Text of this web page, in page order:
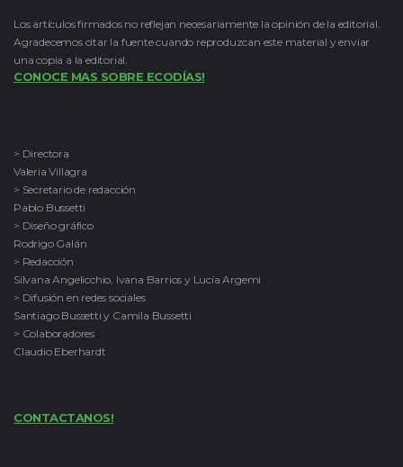
Los artículos firmados no reflejan necesariamente la opinión de la editorial.
Agradecemos citar la fuente cuando reproduzcan este material y enviar
una copia a la editorial.
CONOCE MAS SOBRE ECODÍAS!
> Directora
Valeria Villagra
> Secretario de redacción
Pablo Bussetti
> Diseño gráfico
Rodrigo Galán
> Redacción
Silvana Angelicchio, Ivana Barrios y Lucía Argemi
> Difusión en redes sociales
Santiago Bussetti y Camila Bussetti
> Colaboradores
Claudio Eberhardt
CONTACTANOS!